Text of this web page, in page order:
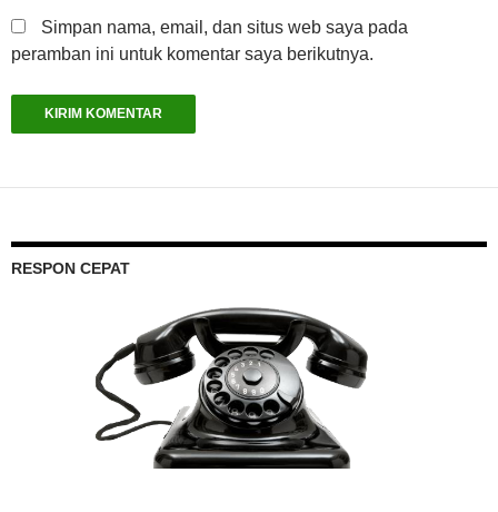
Simpan nama, email, dan situs web saya pada
peramban ini untuk komentar saya berikutnya.
RESPON CEPAT